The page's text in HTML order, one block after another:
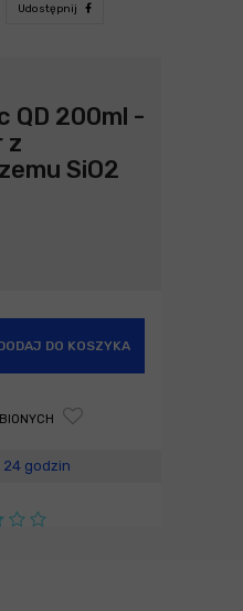
Udostępnij
QD 200ml -
z
SiO2
DO KOSZYKA
24 godzin